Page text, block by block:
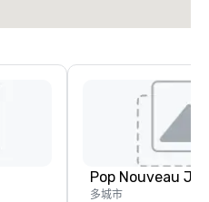
多城市